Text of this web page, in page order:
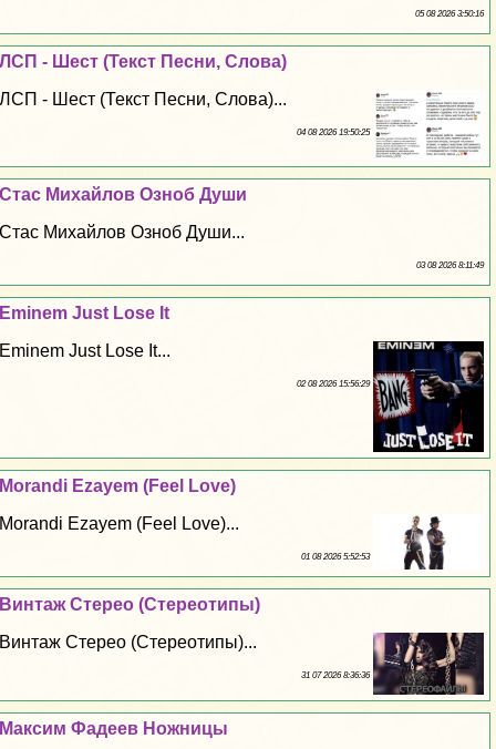
05 08 2026 3:50:16
ЛСП - Шест (Текст Песни, Слова)
ЛСП - Шест (Текст Песни, Слова)...
04 08 2026 19:50:25
Стас Михайлов Озноб Души
Стас Михайлов Озноб Души...
03 08 2026 8:11:49
Eminem Just Lose It
Eminem Just Lose It...
02 08 2026 15:56:29
Morandi Ezayem (Feel Love)
Morandi Ezayem (Feel Love)...
01 08 2026 5:52:53
Винтаж Стерео (Стереотипы)
Винтаж Стерео (Стереотипы)...
31 07 2026 8:36:36
Максим Фадеев Ножницы